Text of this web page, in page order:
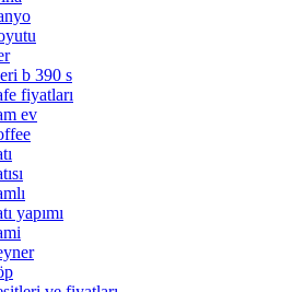
b 390 s
fiyatları
ev
yapımı